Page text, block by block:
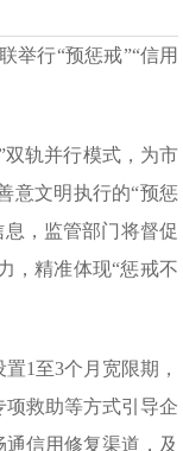
举行“预惩戒”“信用
双轨并行模式，为市
意文明执行的“预惩
，监管部门将督促
，精准体现“惩戒不
1至3个月宽限期，
救助等方式引导企
信用修复渠道，及